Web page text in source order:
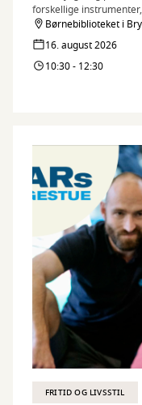
forskellige
Kulturskole inviterer til
timer på
Børnebiblioteket i
16. august 2026
10:30 - 12:30
FRITID OG LIVSSTIL